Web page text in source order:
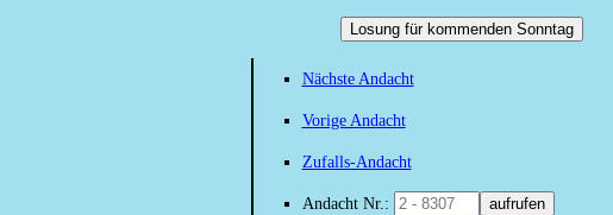
Losung für kommenden Sonntag
Nächste Andacht
Vorige Andacht
Zufalls-Andacht
Andacht Nr.: aufrufen